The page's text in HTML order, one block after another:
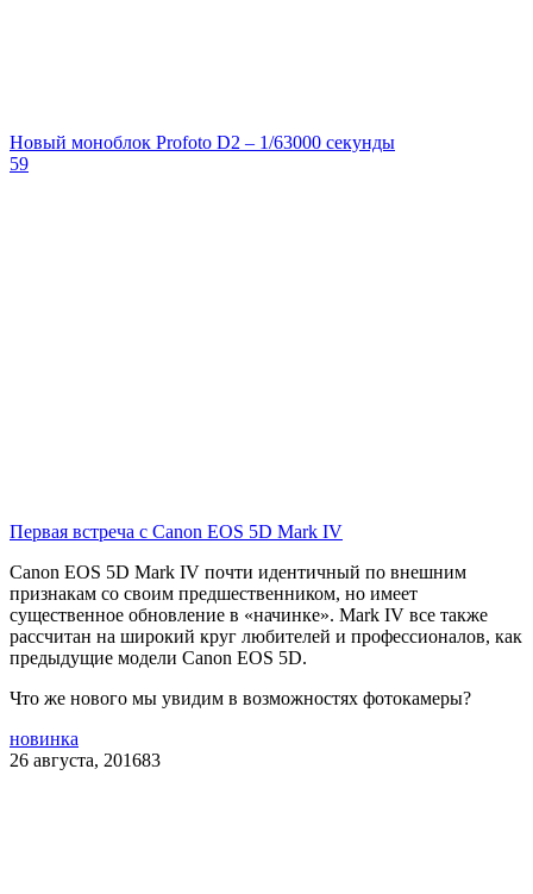
Новый моноблок Profoto D2 – 1/63000 секунды
59
Первая встреча с Canon EOS 5D Mark IV
Canon EOS 5D Mark IV почти идентичный по внешним
признакам со своим предшественником, но имеет
существенное обновление в «начинке». Mark IV все также
рассчитан на широкий круг любителей и профессионалов, как
предыдущие модели Canon EOS 5D.
Что же нового мы увидим в возможностях фотокамеры?
новинка
26 августа, 201683